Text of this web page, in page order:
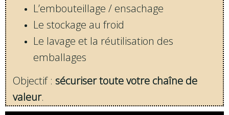
L’embouteillage / ensachage
Le stockage au froid
Le lavage et la réutilisation des
emballages
Objectif : sécuriser toute votre chaîne de
valeur.